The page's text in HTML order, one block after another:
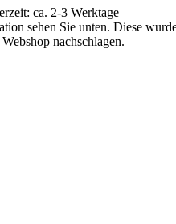
ca. 2-3 Werktage
sehen Sie unten. Diese
nachschlagen.